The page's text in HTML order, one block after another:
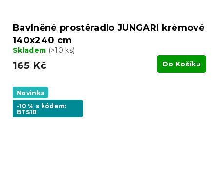
Bavlněné prostěradlo JUNGARI krémové
140x240 cm
Skladem (>10 ks)
165 Kč Do Košíku
Novinka
-10 % s kódem:
BTS10